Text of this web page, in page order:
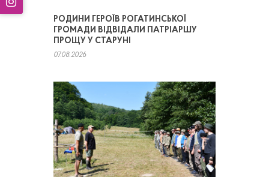
РОДИНИ ГЕРОЇВ РОГАТИНСЬКОЇ
ГРОМАДИ ВІДВІДАЛИ ПАТРІАРШУ
ПРОЩУ У СТАРУНІ
07.08.2026